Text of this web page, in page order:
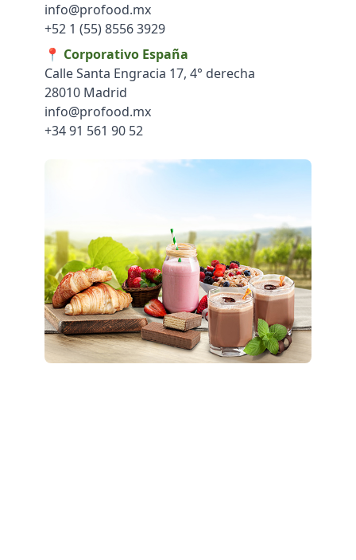
info@profood.mx
+52 1 (55) 8556 3929
📍 Corporativo España
Calle Santa Engracia 17, 4° derecha
28010 Madrid
info@profood.mx
+34 91 561 90 52